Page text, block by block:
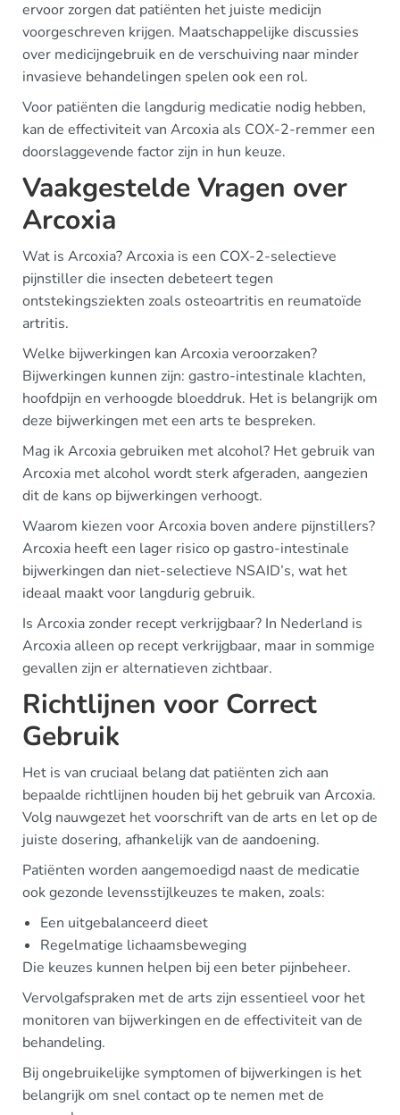
ervoor zorgen dat patiënten het juiste medicijn
voorgeschreven krijgen. Maatschappelijke discussies
over medicijngebruik en de verschuiving naar minder
invasieve behandelingen spelen ook een rol.
Voor patiënten die langdurig medicatie nodig hebben,
kan de effectiviteit van Arcoxia als COX-2-remmer een
doorslaggevende factor zijn in hun keuze.
Vaakgestelde Vragen over
Arcoxia
Wat is Arcoxia? Arcoxia is een COX-2-selectieve
pijnstiller die insecten debeteert tegen
ontstekingsziekten zoals osteoartritis en reumatoïde
artritis.
Welke bijwerkingen kan Arcoxia veroorzaken?
Bijwerkingen kunnen zijn: gastro-intestinale klachten,
hoofdpijn en verhoogde bloeddruk. Het is belangrijk om
deze bijwerkingen met een arts te bespreken.
Mag ik Arcoxia gebruiken met alcohol? Het gebruik van
Arcoxia met alcohol wordt sterk afgeraden, aangezien
dit de kans op bijwerkingen verhoogt.
Waarom kiezen voor Arcoxia boven andere pijnstillers?
Arcoxia heeft een lager risico op gastro-intestinale
bijwerkingen dan niet-selectieve NSAID’s, wat het
ideaal maakt voor langdurig gebruik.
Is Arcoxia zonder recept verkrijgbaar? In Nederland is
Arcoxia alleen op recept verkrijgbaar, maar in sommige
gevallen zijn er alternatieven zichtbaar.
Richtlijnen voor Correct
Gebruik
Het is van cruciaal belang dat patiënten zich aan
bepaalde richtlijnen houden bij het gebruik van Arcoxia.
Volg nauwgezet het voorschrift van de arts en let op de
juiste dosering, afhankelijk van de aandoening.
Patiënten worden aangemoedigd naast de medicatie
ook gezonde levensstijlkeuzes te maken, zoals:
Een uitgebalanceerd dieet
Regelmatige lichaamsbeweging
Die keuzes kunnen helpen bij een beter pijnbeheer.
Vervolgafspraken met de arts zijn essentieel voor het
monitoren van bijwerkingen en de effectiviteit van de
behandeling.
Bij ongebruikelijke symptomen of bijwerkingen is het
belangrijk om snel contact op te nemen met de